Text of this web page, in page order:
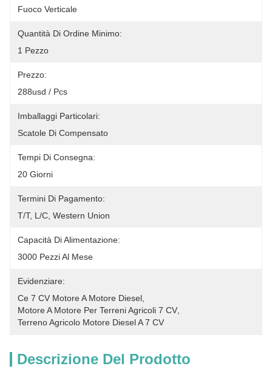
Fuoco Verticale
Quantità Di Ordine Minimo:
1 Pezzo
Prezzo:
288usd / Pcs
Imballaggi Particolari:
Scatole Di Compensato
Tempi Di Consegna:
20 Giorni
Termini Di Pagamento:
T/T, L/C, Western Union
Capacità Di Alimentazione:
3000 Pezzi Al Mese
Evidenziare:
Ce 7 CV Motore A Motore Diesel
Motore A Motore Per Terreni Agricoli 7 CV
Terreno Agricolo Motore Diesel A 7 CV
Descrizione Del Prodotto